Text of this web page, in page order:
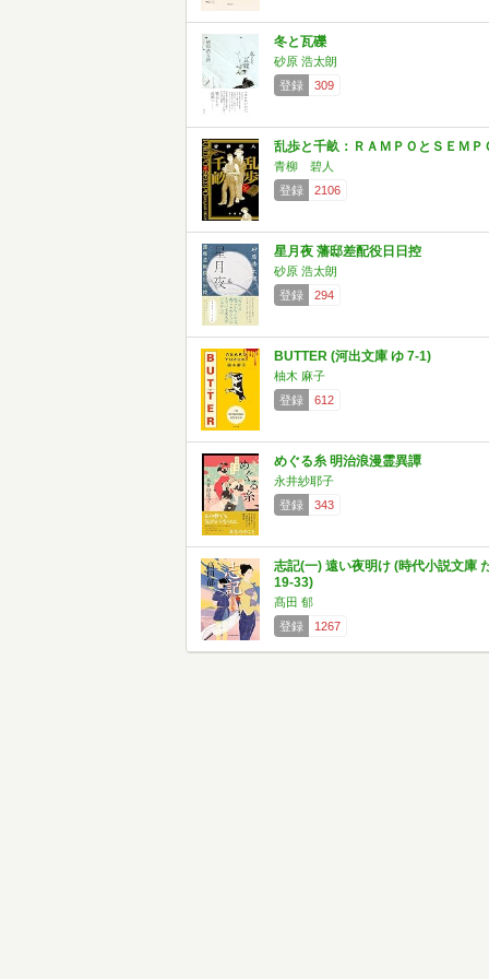
冬と瓦礫
砂原 浩太朗
登録
309
乱歩と千畝：ＲＡＭＰＯとＳＥＭＰ
青柳 碧人
登録
2106
星月夜 藩邸差配役日日控
砂原 浩太朗
登録
294
BUTTER (河出文庫 ゆ 7-1)
柚木 麻子
登録
612
めぐる糸 明治浪漫霊異譚
永井紗耶子
登録
343
志記(一) 遠い夜明け (時代小説文庫
19-33)
髙田 郁
登録
1267